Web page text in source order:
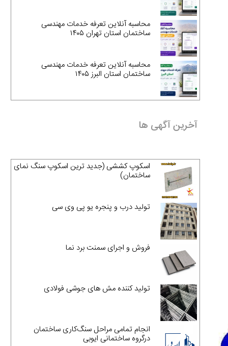
محاسبه آنلاین تعرفه خدمات مهندسی
ساختمان استان تهران ۱۴۰۵
محاسبه آنلاین تعرفه خدمات مهندسی
ساختمان استان البرز ۱۴۰۵
آخرین آگهی ها
اسکوپ کششی (جدید ترین اسکوپ سنگ نمای
ساختمان)
تولید درب و پنجره یو پی وی سی
فروش و اجرای سمنت برد نما
تولید کننده مش های جوشی فولادی
انجام تمامی مراحل سنگ‌کاری ساختمان
درگروه ساختمانی ایوبی